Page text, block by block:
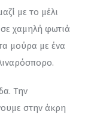
με το μέλι
χαμηλή φωτιά
μούρα με ένα
Την
στην άκρη